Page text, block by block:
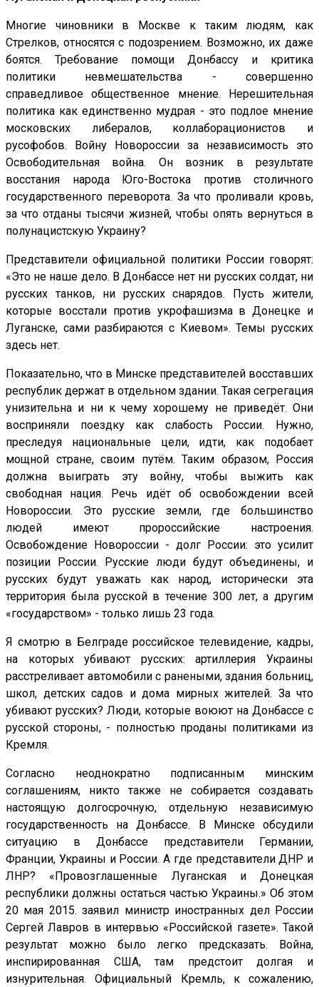
Многие чиновники в Москве к таким людям, как
Стрелков, относятся с подозрением. Возможно, их даже
боятся. Требование помощи Донбассу и критика
политики невмешательства - совершенно
справедливое общественное мнение. Нерешительная
политика как единственно мудрая - это подлое мнение
московских либералов, коллаборационистов и
русофобов. Войну Новороссии за независимость это
Освободительная война. Он возник в результате
восстания народа Юго-Востока против столичного
государственного переворота. За что проливали кровь,
за что отданы тысячи жизней, чтобы опять вернуться в
полунацистскую Украину?
Представители официальной политики России говорят:
«Это не наше дело. В Донбассе нет ни русских солдат, ни
русских танков, ни русских снарядов. Пусть жители,
которые восстали против укрофашизма в Донецке и
Луганске, сами разбираются с Киевом». Темы русских
здесь нет.
Показательно, что в Минске представителей восставших
республик держат в отдельном здании. Такая сегрегация
унизительна и ни к чему хорошему не приведёт. Они
восприняли поездку как слабость России. Нужно,
преследуя национальные цели, идти, как подобает
мощной стране, своим путём. Таким образом, Россия
должна выиграть эту войну, чтобы выжить как
свободная нация. Речь идёт об освобождении всей
Новороссии. Это русские земли, где большинство
людей имеют пророссийские настроения.
Освобождение Новороссии - долг России: это усилит
позиции России. Русские люди будут объединены, и
русских будут уважать как народ, исторически эта
территория была русской в течение 300 лет, а другим
«государством» - только лишь 23 года.
Я смотрю в Белграде российское телевидение, кадры,
на которых убивают русских: артиллерия Украины
расстреливает автомобили с ранеными, здания больниц,
школ, детских садов и дома мирных жителей. За что
убивают русских? Люди, которые воюют на Донбассе с
русской стороны, - полностью проданы политиками из
Кремля.
Согласно неоднократно подписанным минским
соглашениям, никто также не собирается создавать
настоящую долгосрочную, отдельную независимую
государственность на Донбассе. В Минске обсудили
ситуацию в Донбассе представители Германии,
Франции, Украины и России. А где представители ДНР и
ЛНР? «Провозглашенные Луганская и Донецкая
республики должны остаться частью Украины.» Об этом
20 мая 2015. заявил министр иностранных дел России
Сергей Лавров в интервью «Российской газете». Такой
результат можно было легко предсказать. Война,
инспирированная США, там предстоит долгая и
изнурительная. Официальный Кремль, к сожалению,